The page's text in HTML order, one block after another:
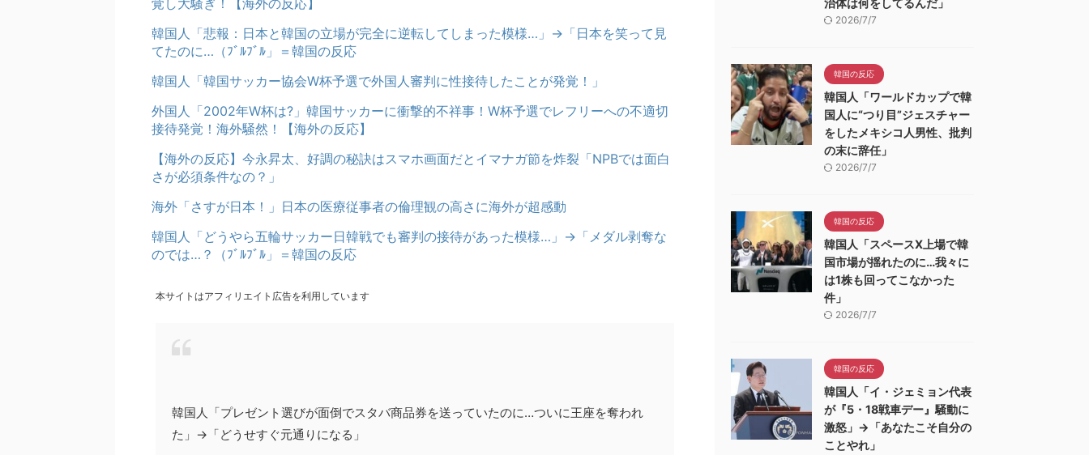
覚し大騒ぎ！【海外の反応】
韓国人「悲報：日本と韓国の立場が完全に逆転してしまった模様…」→「日本を笑って見
てたのに…（ﾌﾞﾙﾌﾞﾙ」＝韓国の反応
韓国人「韓国サッカー協会W杯予選で外国人審判に性接待したことが発覚！」
外国人「2002年W杯は?」韓国サッカーに衝撃的不祥事！W杯予選でレフリーへの不適切
接待発覚！海外騒然！【海外の反応】
【海外の反応】今永昇太、好調の秘訣はスマホ画面だとイマナガ節を炸裂「NPBでは面白
さが必須条件なの？」
海外「さすが日本！」日本の医療従事者の倫理観の高さに海外が超感動
韓国人「どうやら五輪サッカー日韓戦でも審判の接待があった模様…」→「メダル剥奪な
のでは…？（ﾌﾞﾙﾌﾞﾙ」＝韓国の反応
本サイトはアフィリエイト広告を利用しています
韓国人「プレゼント選びが面倒でスタバ商品券を送っていたのに…ついに王座を奪われ
た」→「どうせすぐ元通りになる」
治体は何をしてるんだ」
2026/7/7
韓国の反応
韓国人「ワールドカップで韓
国人に“つり目”ジェスチャー
をしたメキシコ人男性、批判
の末に辞任」
2026/7/7
韓国の反応
韓国人「スペースX上場で韓
国市場が揺れたのに…我々に
は1株も回ってこなかった
件」
2026/7/7
韓国の反応
韓国人「イ・ジェミョン代表
が『5・18戦車デー』騒動に
激怒」→「あなたこそ自分の
ことやれ」